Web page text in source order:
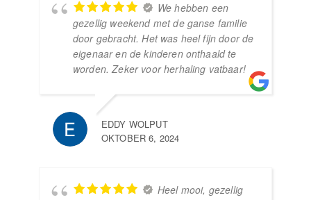
We hebben een
gezellig weekend met de ganse familie
door gebracht. Het was heel fijn door de
eigenaar en de kinderen onthaald te
worden. Zeker voor herhaling vatbaar!
EDDY WOLPUT
OKTOBER 6, 2024
Heel mooi, gezellig